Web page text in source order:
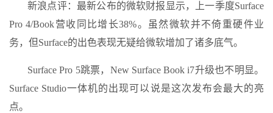
新浪点评：最新公布的微软财报显示，上一季度Surface
Pro 4/Book营收同比增长38%。虽然微软并不倚重硬件业
务，但Surface的出色表现无疑给微软增加了诸多底气。
Surface Pro 5跳票，New Surface Book i7升级也不明显。
Surface Studio一体机的出现可以说是这次发布会最大的亮
点。